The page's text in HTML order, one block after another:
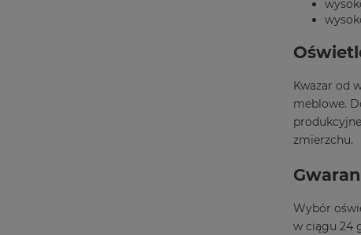
Kwazar od
meblowe.
zmierzchu.
Wybór
w ciągu 24